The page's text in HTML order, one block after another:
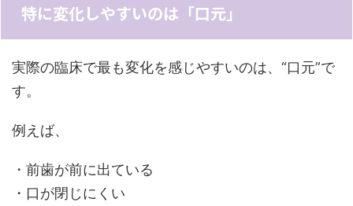
特に変化しやすいのは「口元」
実際の臨床で最も変化を感じやすいのは、“口元”で
す。
例えば、
・前歯が前に出ている
・口が閉じにくい